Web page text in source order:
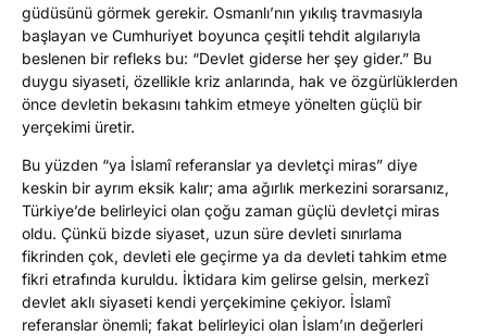
güdüsünü görmek gerekir. Osmanlı’nın yıkılış travmasıyla
başlayan ve Cumhuriyet boyunca çeşitli tehdit algılarıyla
beslenen bir refleks bu: “Devlet giderse her şey gider.” Bu
duygu siyaseti, özellikle kriz anlarında, hak ve özgürlüklerden
önce devletin bekasını tahkim etmeye yönelten güçlü bir
yerçekimi üretir.
Bu yüzden “ya İslamî referanslar ya devletçi miras” diye
keskin bir ayrım eksik kalır; ama ağırlık merkezini sorarsanız,
Türkiye’de belirleyici olan çoğu zaman güçlü devletçi miras
oldu. Çünkü bizde siyaset, uzun süre devleti sınırlama
fikrinden çok, devleti ele geçirme ya da devleti tahkim etme
fikri etrafında kuruldu. İktidara kim gelirse gelsin, merkezî
devlet aklı siyaseti kendi yerçekimine çekiyor. İslamî
referanslar önemli; fakat belirleyici olan İslam’ın değerleri